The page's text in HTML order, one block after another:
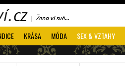
KRÁSA MÓDA SEX & VZTAHY